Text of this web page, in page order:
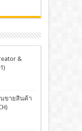
&
ขายสินค้า